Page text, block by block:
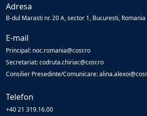
Adresa
B-dul Marasti nr. 20 A, sector 1, Bucuresti, Romania
E-mail
Principal: noc.romania@cosr.ro
Secretariat: codruta.chiriac@cosr.ro
Consilier Presedinte/Comunicare:
Telefon
+40 21 319.16.00